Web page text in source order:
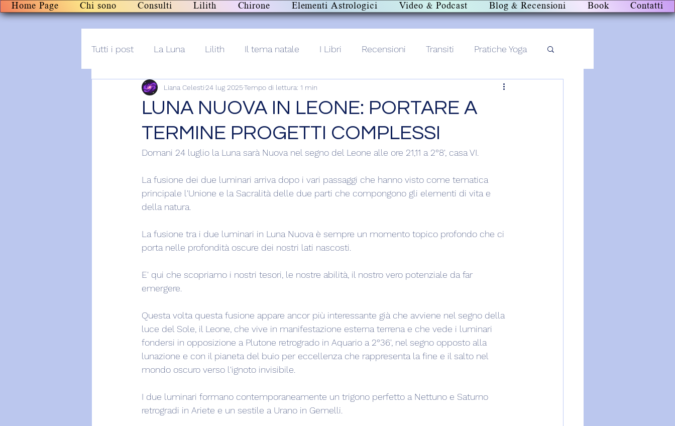
Home Page Chi sono Consulti Lilith Chirone Elementi Astrologici Video & Podcast Blog & Recensioni Book Contatti
Tutti i post La Luna Lilith Il tema natale I Libri Recensioni Transiti Pratiche Yoga
Post+audio Lilith+
LUNA NUOVA IN LEONE: PORTARE A
TERMINE PROGETTI COMPLESSI
Liana Celesti24 lug 2025Tempo di lettura: 1 min
Domani 24 luglio la Luna sarà Nuova nel segno del Leone alle ore 21,11 a 2°8', casa VI.
La fusione dei due luminari arriva dopo i vari passaggi che hanno visto come tematica
principale l'Unione e la Sacralità delle due parti che compongono gli elementi di vita e
della natura.
La fusione tra i due luminari in Luna Nuova è sempre un momento topico profondo che ci
porta nelle profondità oscure dei nostri lati nascosti.
E' qui che scopriamo i nostri tesori, le nostre abilità, il nostro vero potenziale da far
emergere.
Questa volta questa fusione appare ancor più interessante già che avviene nel segno della
luce del Sole, il Leone, che vive in manifestazione esterna terrena e che vede i luminari
fondersi in opposizione a Plutone retrogrado in Aquario a 2°36', nel segno opposto alla
lunazione e con il pianeta del buio per eccellenza che rappresenta la fine e il salto nel
mondo oscuro verso l'ignoto invisibile.
I due luminari formano contemporaneamente un trigono perfetto a Nettuno e Saturno
retrogradi in Ariete e un sestile a Urano in Gemelli.